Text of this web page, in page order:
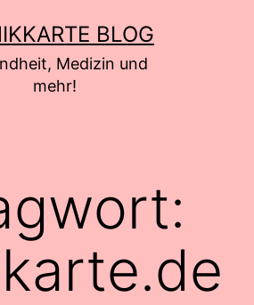
BLOG
Medizin und
mehr!